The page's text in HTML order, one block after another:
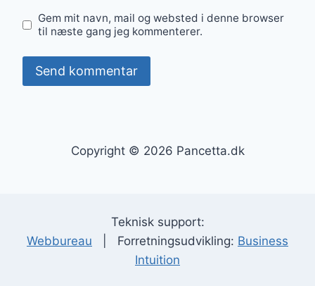
Gem mit navn, mail og websted i denne browser
til næste gang jeg kommenterer.
Copyright © 2026 Pancetta.dk
Teknisk support:
Webbureau | Forretningsudvikling: Business
Intuition